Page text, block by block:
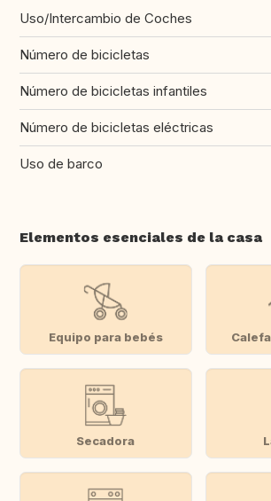
Uso/Intercambio de Coches
Número de bicicletas
Número de bicicletas infantiles
Número de bicicletas eléctricas
Uso de barco
Elementos esenciales de la casa
Equipo para bebés
Secadora